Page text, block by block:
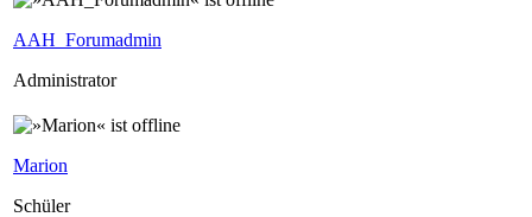
AAH_Forumadmin
Administrator
Marion
Schüler